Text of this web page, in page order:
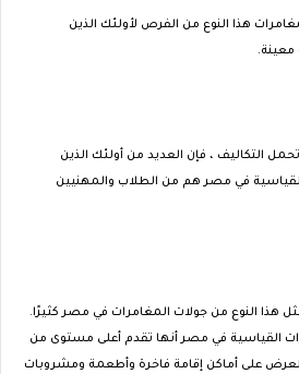
هذا النوع من الفرص لأولئك الذين
التكاليف ، فإن العديد من أولئك الذين
في مصر هم من الطلاب والمهنيين
هذا النوع من جولات المغامرات في مصر كثيرًا.
القياسية في مصر أنها تقدم أعلى مستوى من
على أماكن إقامة فاخرة وأطعمة ومشروبات